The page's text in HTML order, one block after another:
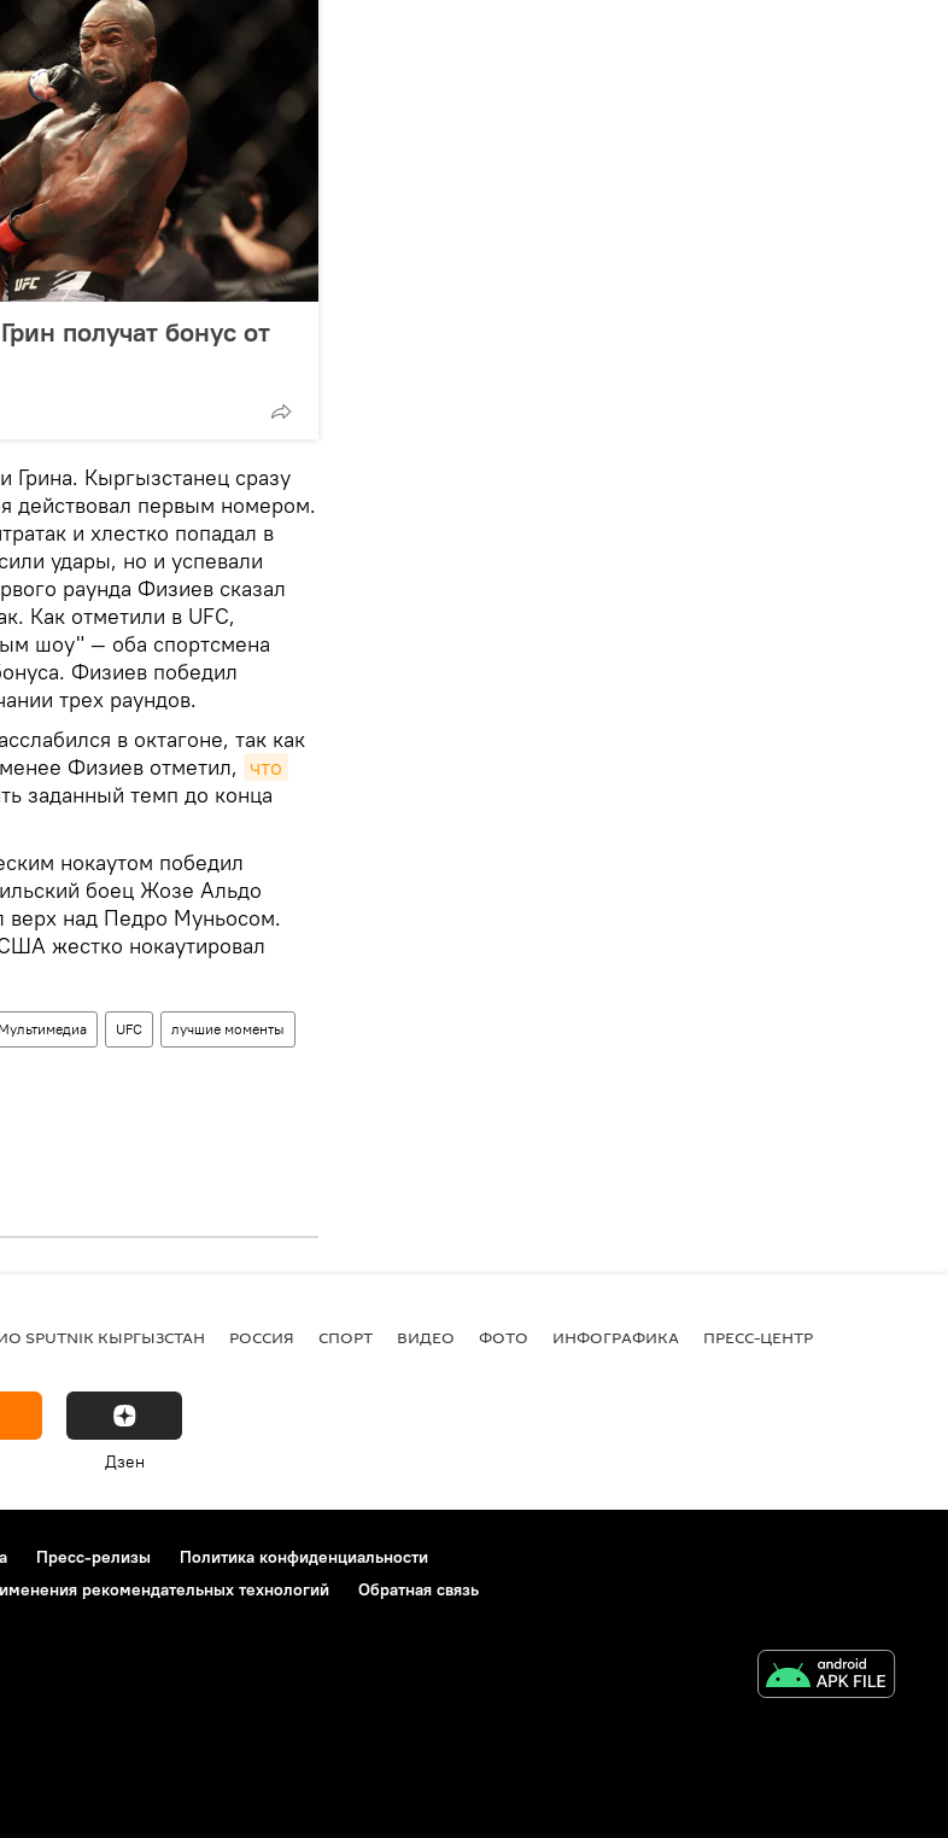
получат бонус от
Грина. Кыргызстанец сразу
действовал первым номером.
и хлестко попадал в
удары, но и успевали
раунда Физиев сказал
Как отметили в UFC,
шоу" — оба спортсмена
Физиев победил
трех раундов.
в октагоне, так как
Физиев отметил, что
заданный темп до конца
нокаутом победил
боец Жозе Альдо
верх над Педро Муньосом.
жестко нокаутировал
Мультимедиа UFC лучшие моменты
SPUTNIK КЫРГЫЗСТАН РОССИЯ СПОРТ ВИДЕО ФОТО ИНФОГРАФИКА ПРЕСС-ЦЕНТР
Дзен
Пресс-релизы
Политика конфиденциальности
рекомендательных технологий Обратная связь